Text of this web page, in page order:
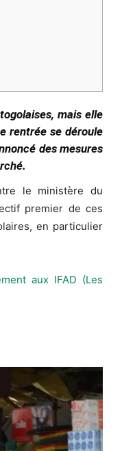
mais elle
rentrée se déroule
des mesures
le ministère du
premier de ces
en particulier
aux IFAD (Les